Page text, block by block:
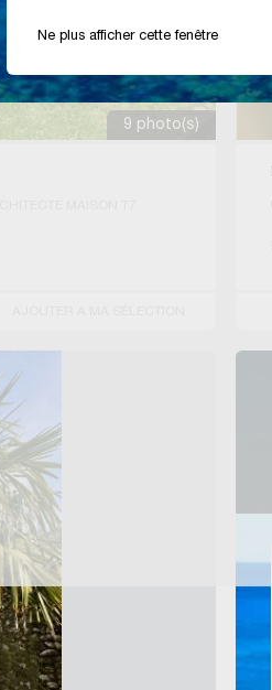
9 photo(s)
Ne plus afficher cette fenêtre